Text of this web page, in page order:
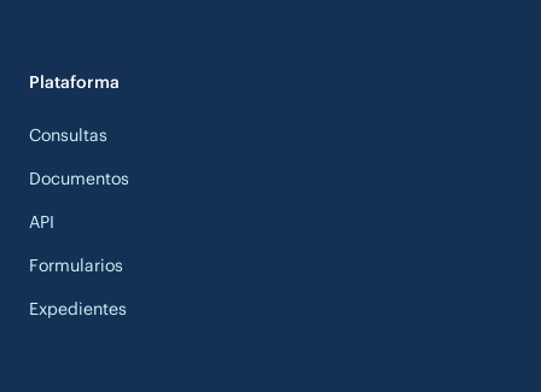
Plataforma
Consultas
Documentos
API
Formularios
Expedientes